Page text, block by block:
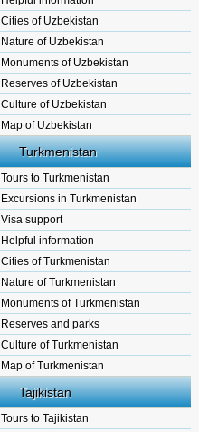
Cities of Uzbekistan
Nature of Uzbekistan
Monuments of Uzbekistan
Reserves of Uzbekistan
Culture of Uzbekistan
Map of Uzbekistan
Turkmenistan
Tours to Turkmenistan
Excursions in Turkmenistan
Visa support
Helpful information
Cities of Turkmenistan
Nature of Turkmenistan
Monuments of Turkmenistan
Reserves and parks
Culture of Turkmenistan
Map of Turkmenistan
Tajikistan
Tours to Tajikistan